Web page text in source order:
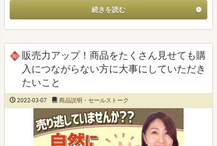
続きを読む
販売力アップ！商品をたくさん見せても購
入につながらない方に大事にしていただき
たいこと
2022-03-07 商品説明・セールストーク